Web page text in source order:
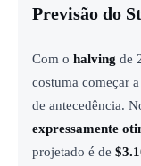
Previsão do
Com o halving de
costuma começar
de antecedência.
expressamente
projetado é de